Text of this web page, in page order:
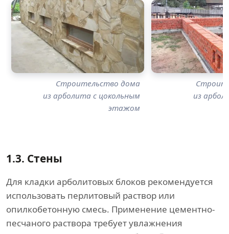
Строительство дома
из арболита с цокольным
этажом
из
1.3. Стены
Для кладки арболитовых блоков рекомендуется
использовать перлитовый раствор или
опилкобетонную смесь. Применение цементно-
песчаного раствора требует увлажнения